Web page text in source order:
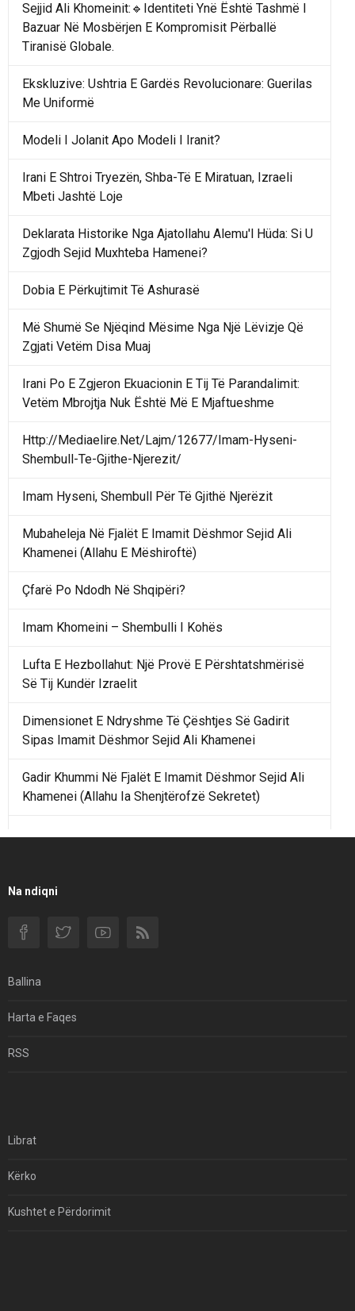
Sejjid Ali Khomeinit:🔹Identiteti Ynë Është Tashmë I
Bazuar Në Mosbërjen E Kompromisit Përballë
Tiranisë Globale.
Ekskluzive: Ushtria E Gardës Revolucionare: Guerilas
Me Uniformë
Modeli I Jolanit Apo Modeli I Iranit?
Irani E Shtroi Tryezën, Shba-Të E Miratuan, Izraeli
Mbeti Jashtë Loje
Deklarata Historike Nga Ajatollahu Alemu'l Hüda: Si U
Zgjodh Sejid Muxhteba Hamenei?
Dobia E Përkujtimit Të Ashurasë
Më Shumë Se Njëqind Mësime Nga Një Lëvizje Që
Zgjati Vetëm Disa Muaj
Irani Po E Zgjeron Ekuacionin E Tij Të Parandalimit:
Vetëm Mbrojtja Nuk Është Më E Mjaftueshme
Http://Mediaelire.Net/Lajm/12677/Imam-Hyseni-
Shembull-Te-Gjithe-Njerezit/
Imam Hyseni, Shembull Për Të Gjithë Njerëzit
Mubaheleja Në Fjalët E Imamit Dëshmor Sejid Ali
Khamenei (Allahu E Mëshiroftë)
Çfarë Po Ndodh Në Shqipëri?
Imam Khomeini – Shembulli I Kohës
Lufta E Hezbollahut: Një Provë E Përshtatshmërisë
Së Tij Kundër Izraelit
Dimensionet E Ndryshme Të Çështjes Së Gadirit
Sipas Imamit Dëshmor Sejid Ali Khamenei
Gadir Khummi Në Fjalët E Imamit Dëshmor Sejid Ali
Khamenei (Allahu Ia Shenjtërofzë Sekretet)
Një Rend Rajonal I Udhëhequr Nga Irani Kundrejt Një
Filmi I Shkurtër Iranian “Pasta Alfredo” Ka Udhëtuar
Na ndiqni
Ballina
Harta e Faqes
RSS
Librat
Kërko
Kushtet e Përdorimit